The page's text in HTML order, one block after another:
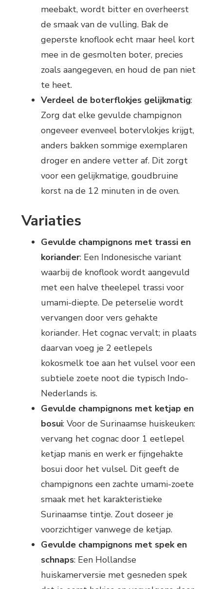
meebakt, wordt bitter en overheerst
de smaak van de vulling. Bak de
geperste knoflook echt maar heel kort
mee in de gesmolten boter, precies
zoals aangegeven, en houd de pan niet
te heet.
Verdeel de boterflokjes gelijkmatig:
Zorg dat elke gevulde champignon
ongeveer evenveel botervlokjes krijgt,
anders bakken sommige exemplaren
droger en andere vetter af. Dit zorgt
voor een gelijkmatige, goudbruine
korst na de 12 minuten in de oven.
Variaties
Gevulde champignons met trassi en
koriander: Een Indonesische variant
waarbij de knoflook wordt aangevuld
met een halve theelepel trassi voor
umami-diepte. De peterselie wordt
vervangen door vers gehakte
koriander. Het cognac vervalt; in plaats
daarvan voeg je 2 eetlepels
kokosmelk toe aan het vulsel voor een
subtiele zoete noot die typisch Indo-
Nederlands is.
Gevulde champignons met ketjap en
bosui: Voor de Surinaamse huiskeuken:
vervang het cognac door 1 eetlepel
ketjap manis en werk er fijngehakte
bosui door het vulsel. Dit geeft de
champignons een zachte umami-zoete
smaak met het karakteristieke
Surinaamse tintje. Zout doseer je
voorzichtiger vanwege de ketjap.
Gevulde champignons met spek en
schnaps: Een Hollandse
huiskamerversie met gesneden spek